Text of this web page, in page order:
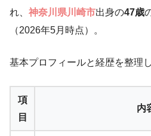
れ、 神奈川県川崎市出身の47歳
（2026年5月時点）。
基本プロフィールと経歴を整理し
項
目
内